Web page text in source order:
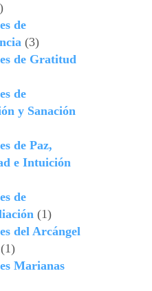
de
(3)
de Gratitud
de
y Sanación
de Paz,
e Intuición
de
(1)
del Arcángel
Marianas